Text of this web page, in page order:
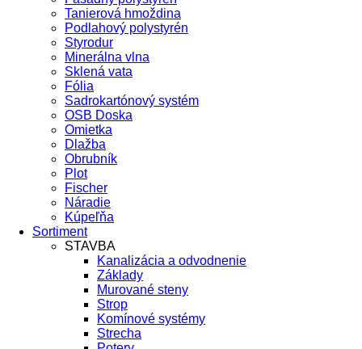
Tanierová hmoždina
Podlahový polystyrén
Styrodur
Minerálna vlna
Sklená vata
Fólia
Sadrokartónový systém
OSB Doska
Omietka
Dlažba
Obrubník
Plot
Fischer
Náradie
Kúpeľňa
Sortiment
STAVBA
Kanalizácia a odvodnenie
Základy
Murované steny
Strop
Komínové systémy
Strecha